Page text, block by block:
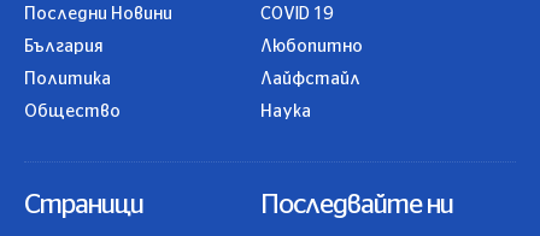
Последни Новини
България
Политика
Общество
COVID 19
Любопитно
Лайфстайл
Наука
Страници Последвайте ни